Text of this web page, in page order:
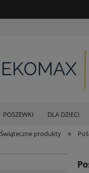
POSZEWKI DLA DZIECI
Świąteczne produkty »